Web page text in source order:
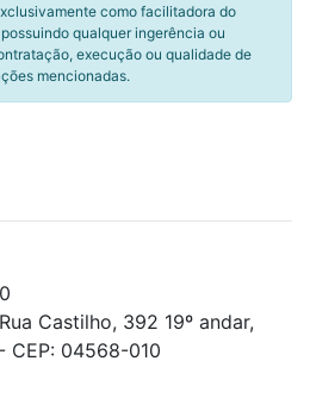
como facilitadora do
qualquer ingerência ou
execução ou qualidade de
mencionadas.
Castilho, 392 19º andar,
CEP: 04568-010